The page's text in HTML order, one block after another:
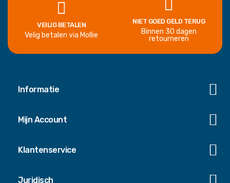
VEILIG BETALEN
Velig betalen via Mollie
NIET GOED GELD TERUG
Binnen 30 dagen
retourneren
Informatie
Mijn Account
Klantenservice
Juridisch